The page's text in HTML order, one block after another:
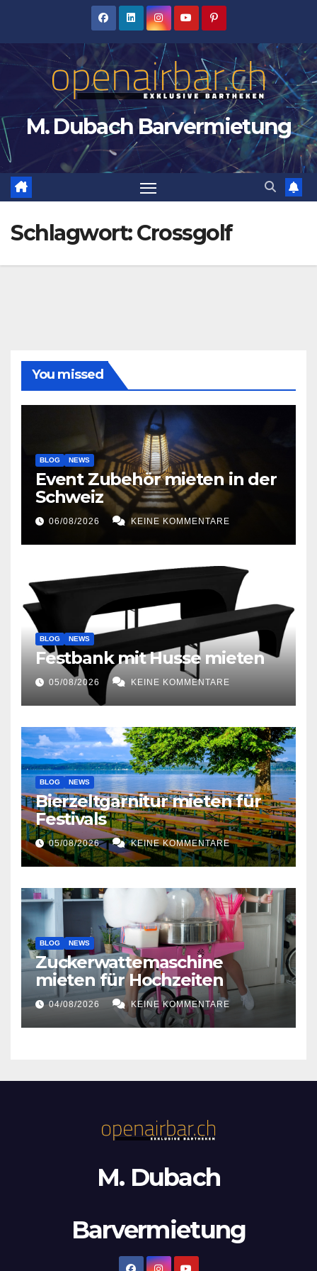
M. Dubach Barvermietung
Schlagwort:Crossgolf
You missed
BLOG NEWS
Event Zubehör mieten in der
Schweiz
06/08/2026 KEINE KOMMENTARE
BLOG NEWS
Festbank mit Husse mieten
05/08/2026 KEINE KOMMENTARE
BLOG NEWS
Bierzeltgarnitur mieten für
Festivals
05/08/2026 KEINE KOMMENTARE
BLOG NEWS
Zuckerwattemaschine
mieten für Hochzeiten
04/08/2026 KEINE KOMMENTARE
M. Dubach
Barvermietung